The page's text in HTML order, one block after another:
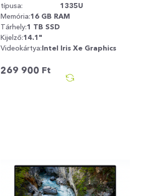
típusa:
1335U
Memória:16 GB RAM
Tárhely:1 TB SSD
Kijelző:14.1"
Videokártya:Intel Iris Xe Graphics
269 900 Ft